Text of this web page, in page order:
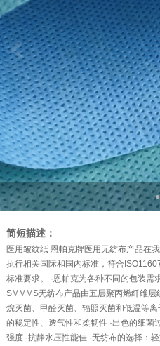
简短描述：
医用皱纹纸 恩帕克牌医用无纺布产品在
执行相关国际和国内标准，符合
标准要求。 ·恩帕克为各种不同的包装需
SMMMS无纺布产品由五层聚丙烯纤维
烷灭菌、甲醛灭菌、辐照灭菌和低温等
的稳定性、透气性和柔韧性 ·出色的细菌
强度 ·抗静水压性能佳 ·无纺布的选择：